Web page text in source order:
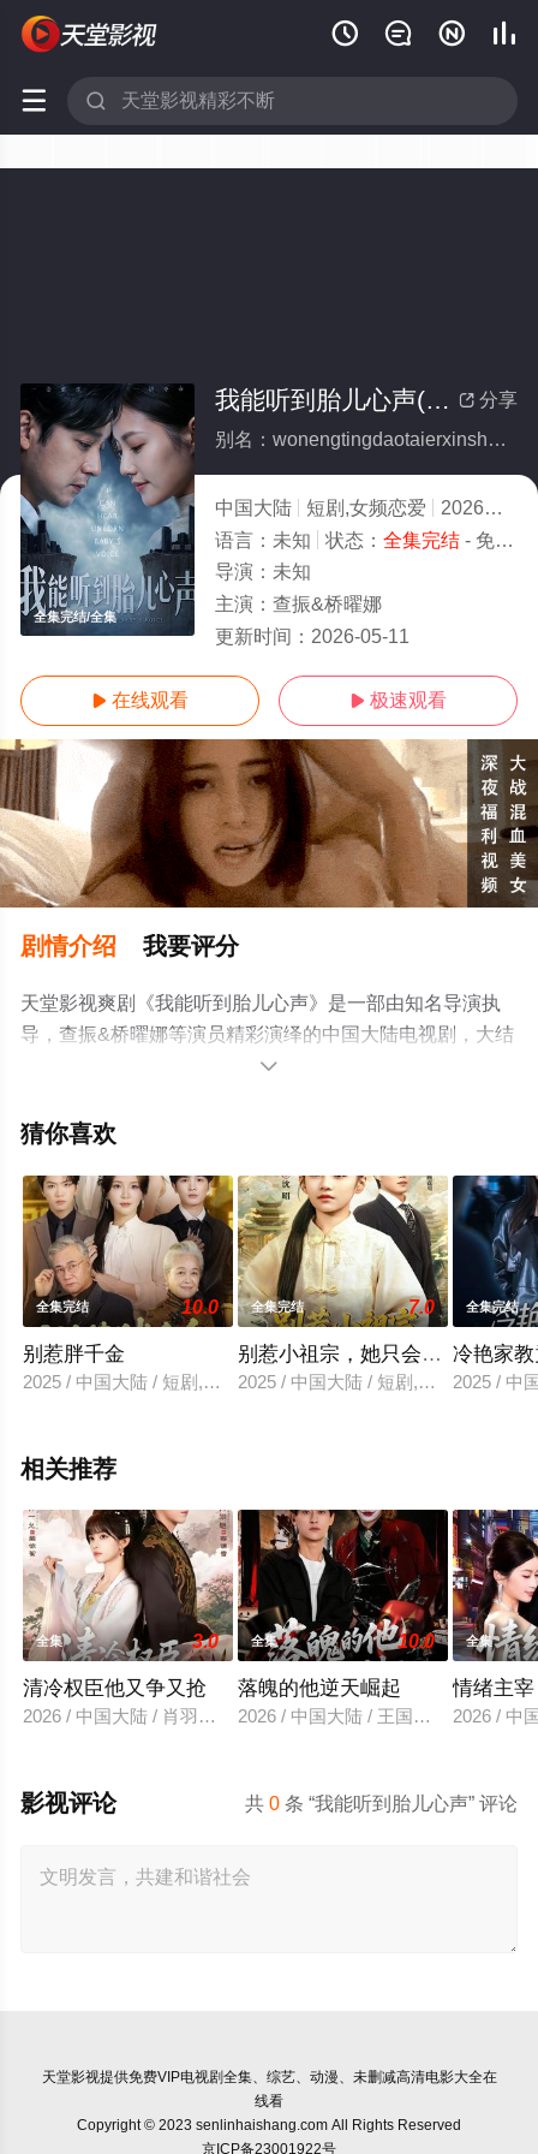
   
 
全集完结/全集
 分享
我能听到胎儿心声(全集)
别名：wonengtingdaotaierxinsheng
中国大陆 短剧,女频恋爱 2026
9.0
语言： 未知 状态： 全集完结- 免费在线观看
导演： 未知
主演： 查振&桥曜娜
更新时间： 2026-05-11
 在线观看  极速观看
剧情介绍 我要评分
天堂影视爽剧《我能听到胎儿心声》是一部由知名导演执
导，查振&桥曜娜等演员精彩演绎的中国大陆电视剧，大结
局剧情已揭晓（全集完结），手机免费观看高清无删减完
豆瓣电视剧、电视猫或剧情网等平台了解。

猜你喜欢
全集完结 10.0
别惹胖千金
2025 / 中国大陆 / 短剧,现代都市
全集完结 7.0
别惹小祖宗，她只会打脸
2025 / 中国大陆 / 短剧,现代都市
全集完结
冷艳家
2025 / 中
相关推荐
全集 3.0
清冷权臣他又争又抢
2026 / 中国大陆 / 肖羽凯＆林一允
全集 10.0
落魄的他逆天崛起
2026 / 中国大陆 / 王国豪杰＆诗语＆
全集
情绪主
2026 / 中
共0 条 “我能听到胎儿心声” 评论
影视评论
天堂影视提供免费VIP电视剧全集、综艺、动漫、未删减高清电影大全在
线看
Copyright © 2023 senlinhaishang.com All Rights Reserved
京ICP备23001922号